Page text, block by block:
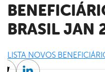
BRASIL JAN
LISTA NOVOS